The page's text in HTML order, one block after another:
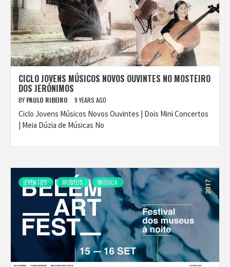
CICLO JOVENS MÚSICOS NOVOS OUVINTES NO MOSTEIRO
DOS JERÓNIMOS
BY PAULO RIBEIRO 9 YEARS AGO
Ciclo Jovens Músicos Novos Ouvintes | Dois Mini Concertos
| Meia Dúzia de Músicas No
EVENTOS MUSEUS MÚSICA